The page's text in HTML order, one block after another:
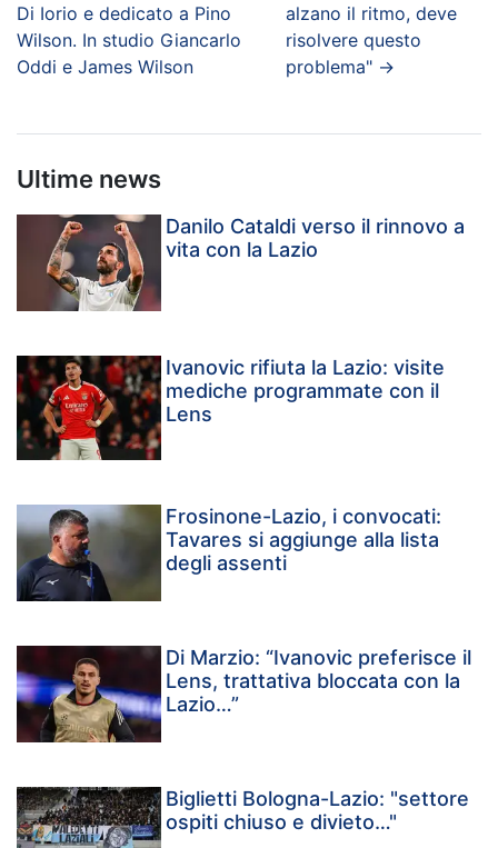
Di Iorio e dedicato a Pino
Wilson. In studio Giancarlo
Oddi e James Wilson
alzano il ritmo, deve
risolvere questo
problema"→
Ultime news
Danilo Cataldi verso il rinnovo a
vita con la Lazio
Ivanovic rifiuta la Lazio: visite
mediche programmate con il
Lens
Frosinone-Lazio, i convocati:
Tavares si aggiunge alla lista
degli assenti
Di Marzio: “Ivanovic preferisce il
Lens, trattativa bloccata con la
Lazio…”
Biglietti Bologna-Lazio: "settore
ospiti chiuso e divieto…"